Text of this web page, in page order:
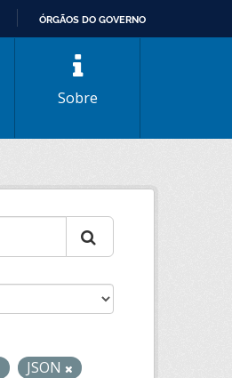
ÓRGÃOS DO GOVERNO
Sobre
JSON